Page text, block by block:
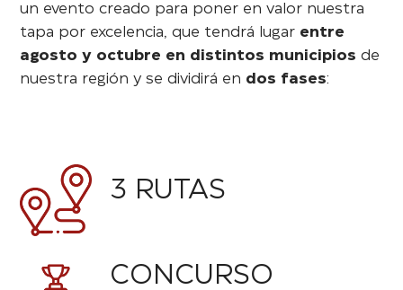
un evento creado para poner en valor nuestra
tapa por excelencia, que tendrá lugar entre
agosto y octubre en distintos municipios de
nuestra región y se dividirá en dos fases:
3 RUTAS
CONCURSO